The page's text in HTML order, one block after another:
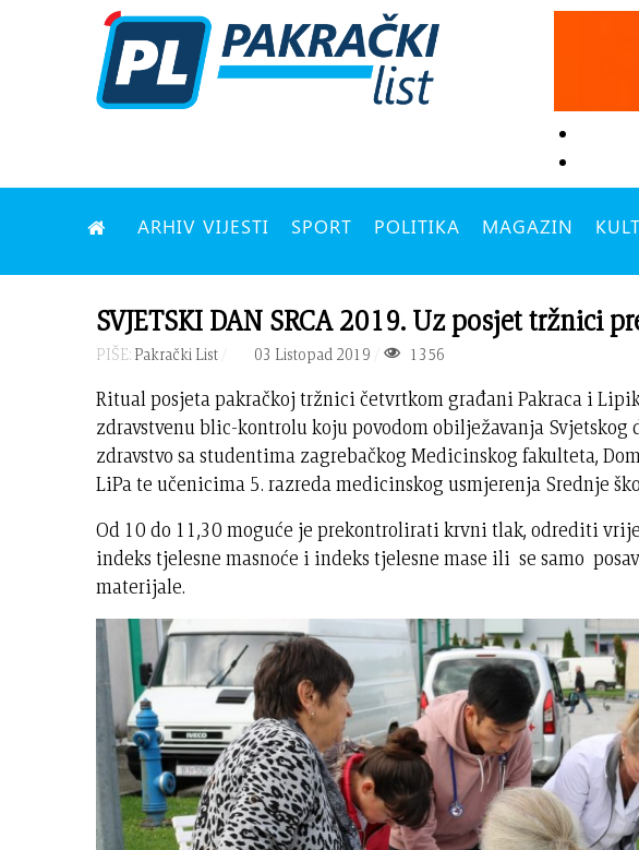
ARHIV VIJESTI SPORT POLITIKA MAGAZIN
SVJETSKI DAN SRCA 2019. Uz posjet tržnici
PIŠE: Pakrački List 03 Listopad 2019 1356
Ritual posjeta pakračkoj tržnici četvrtkom građani Pakraca i
zdravstvenu blic-kontrolu koju povodom obilježavanja Svjetskog
zdravstvo sa studentima zagrebačkog Medicinskog fakulteta,
LiPa te učenicima 5. razreda medicinskog usmjerenja Srednje
Od 10 do 11,30 moguće je prekontrolirati krvni tlak, odrediti
indeks tjelesne masnoće i indeks tjelesne mase ili se samo
materijale.